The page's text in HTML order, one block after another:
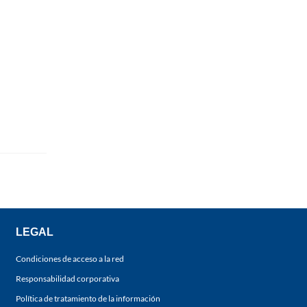
LEGAL
Condiciones de acceso a la red
Responsabilidad corporativa
Política de tratamiento de la información